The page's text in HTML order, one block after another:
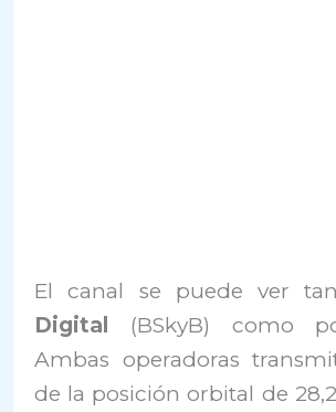
El canal se puede ver
Digital
(BSkyB) como
Ambas operadoras
de la posición orbital de